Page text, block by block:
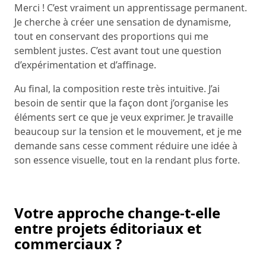
Merci ! C’est vraiment un apprentissage permanent.
Je cherche à créer une sensation de dynamisme,
tout en conservant des proportions qui me
semblent justes. C’est avant tout une question
d’expérimentation et d’affinage.
Au final, la composition reste très intuitive. J’ai
besoin de sentir que la façon dont j’organise les
éléments sert ce que je veux exprimer. Je travaille
beaucoup sur la tension et le mouvement, et je me
demande sans cesse comment réduire une idée à
son essence visuelle, tout en la rendant plus forte.
Votre approche change-t-elle
entre projets éditoriaux et
commerciaux ?